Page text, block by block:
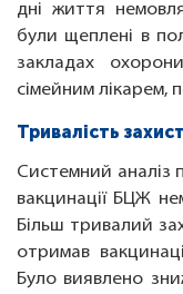
дні життя
були щеплені в
закладах
сімейним лікарем,
Тривалість
Системний аналіз
вакцинації БЦЖ
Більш тривалий
отримав
Було виявлено